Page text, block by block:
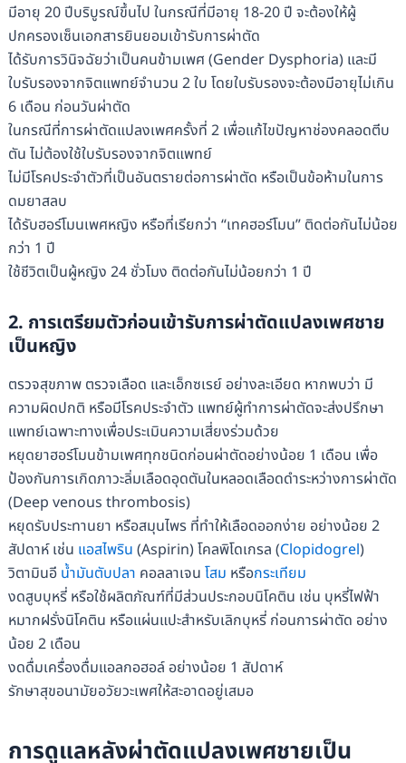
มีอายุ 20 ปีบริบูรณ์ขึ้นไป ในกรณีที่มีอายุ 18-20 ปี จะต้องให้ผู้
ปกครองเซ็นเอกสารยินยอมเข้ารับการผ่าตัด
ได้รับการวินิจฉัยว่าเป็นคนข้ามเพศ (Gender Dysphoria) และมี
ใบรับรองจากจิตแพทย์จำนวน 2 ใบ โดยใบรับรองจะต้องมีอายุไม่เกิน
6 เดือน ก่อนวันผ่าตัด
ในกรณีที่การผ่าตัดแปลงเพศครั้งที่ 2 เพื่อแก้ไขปัญหาช่องคลอดตีบ
ตัน ไม่ต้องใช้ใบรับรองจากจิตแพทย์
ไม่มีโรคประจำตัวที่เป็นอันตรายต่อการผ่าตัด หรือเป็นข้อห้ามในการ
ดมยาสลบ
ได้รับฮอร์โมนเพศหญิง หรือที่เรียกว่า “เทคฮอร์โมน” ติดต่อกันไม่น้อย
กว่า 1 ปี
ใช้ชีวิตเป็นผู้หญิง 24 ชั่วโมง ติดต่อกันไม่น้อยกว่า 1 ปี
2. การเตรียมตัวก่อนเข้ารับการผ่าตัดแปลงเพศชาย
เป็นหญิง
ตรวจสุขภาพ ตรวจเลือด และเอ็กซเรย์ อย่างละเอียด หากพบว่า มี
ความผิดปกติ หรือมีโรคประจำตัว แพทย์ผู้ทำการผ่าตัดจะส่งปรึกษา
แพทย์เฉพาะทางเพื่อประเมินความเสี่ยงร่วมด้วย
หยุดยาฮอร์โมนข้ามเพศทุกชนิดก่อนผ่าตัดอย่างน้อย 1 เดือน เพื่อ
ป้องกันการเกิดภาวะลิ่มเลือดอุดตันในหลอดเลือดดำระหว่างการผ่าตัด
(Deep venous thrombosis)
หยุดรับประทานยา หรือสมุนไพร ที่ทำให้เลือดออกง่าย อย่างน้อย 2
สัปดาห์ เช่น แอสไพริน (Aspirin) โคลพิโดเกรล (Clopidogrel)
วิตามินอี น้ำมันตับปลา คอลลาเจน โสม หรือกระเทียม
งดสูบบุหรี่ หรือใช้ผลิตภัณฑ์ที่มีส่วนประกอบนิโคติน เช่น บุหรี่ไฟฟ้า
หมากฝรั่งนิโคติน หรือแผ่นแปะสำหรับเลิกบุหรี่ ก่อนการผ่าตัด อย่าง
น้อย 2 เดือน
งดดื่มเครื่องดื่มแอลกอฮอล์ อย่างน้อย 1 สัปดาห์
รักษาสุขอนามัยอวัยวะเพศให้สะอาดอยู่เสมอ
การดูแลหลังผ่าตัดแปลงเพศชายเป็น